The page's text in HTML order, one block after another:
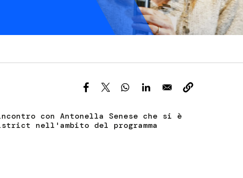
Servizi e accessibilità
Contatti
FAQ
con Antonella Senese che si è
nell'ambito del programma